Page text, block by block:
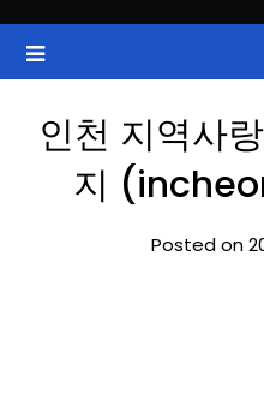
content
ZAN 주식정보
국내증시, 해외증시, 급등주, 낙
의
인천 지역사
지
Posted on